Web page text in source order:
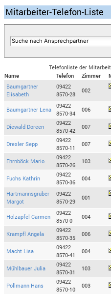
Mitarbeiter-Telefon-Liste
Telefonliste der
Name
Telefon Zimmer
Baumgartner
Elisabeth
09422
8570-28
002
Baumgartner Lena
09422
8570-34
006
Diewald Doreen
09422
8570-42
007
Drexler Sepp
09422
8570-11
007
Ehrnböck Mario
09422
8570-26
103
Fuchs Kathrin
09422
8570-36
004
Hartmannsgruber
Margot
09422
8570-29
001
Holzapfel Carmen
09422
8570-0
004
Krampfl Angela
09422
8570-35
006
Macht Lisa
09422
8570-41
004
Mühlbauer Julia
09422
8570-31
103
Pollmann Hans
09422
8570-10
003